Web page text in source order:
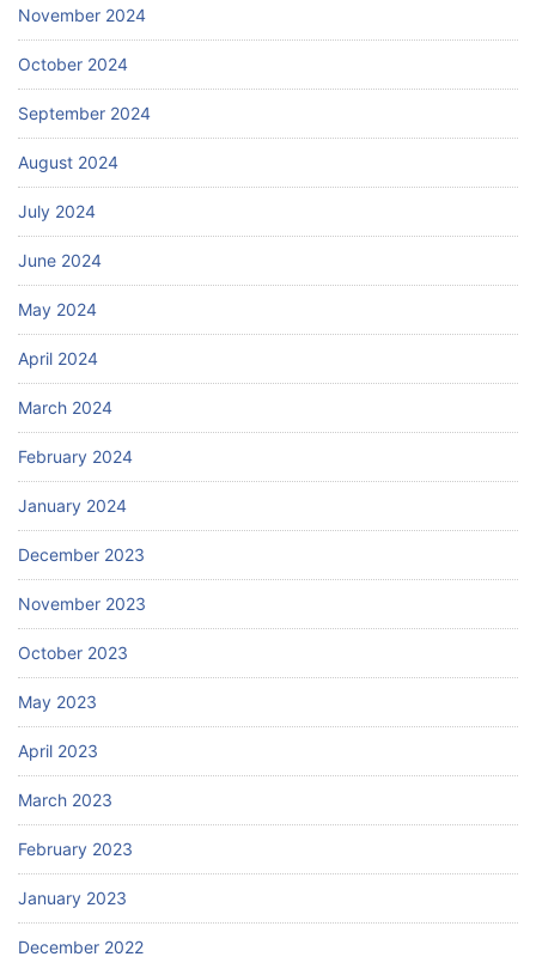
November 2024
October 2024
September 2024
August 2024
July 2024
June 2024
May 2024
April 2024
March 2024
February 2024
January 2024
December 2023
November 2023
October 2023
May 2023
April 2023
March 2023
February 2023
January 2023
December 2022